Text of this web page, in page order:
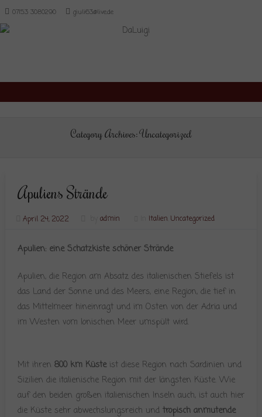
07153 3080290 giuli63@live.de
Category Archives:Uncategorized
Apuliens Strände
April 24, 2022 admin Italien Uncategorized
Apulien: eine Schatzkiste schöner Strände
Apulien, die Region am Absatz des italienischen Stiefels ist
das Land der Sonne und des Meers, eine Region, die tief in
das Mittelmeer hineinragt und im Osten von der Adria und
im Westen vom Ionischen Meer umspült wird.
Mit ihren 800 km Küsteist diese Region nach Sardinien und
Sizilien die italienische Region mit der längsten Küste. Wie
auf den beiden großen italienischen Inseln auch, ist auch hier
die Küste sehr abwechslungsreich und tropisch anmutende